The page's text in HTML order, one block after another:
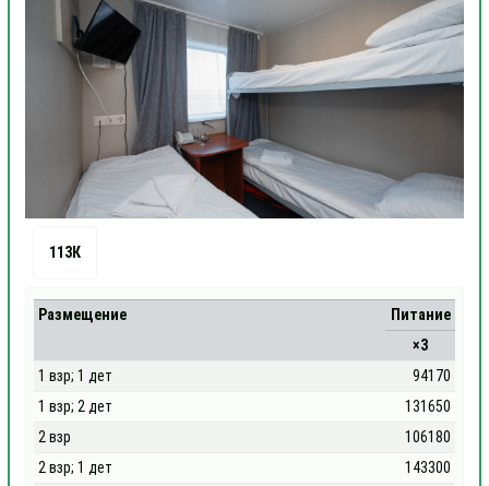
113К
Размещение
Питание
×3
1 взр; 1 дет
94170
1 взр; 2 дет
131650
2 взр
106180
2 взр; 1 дет
143300